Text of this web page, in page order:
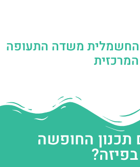
החשמלית משדה התעופה
תכנון החופשה
בפיזה?